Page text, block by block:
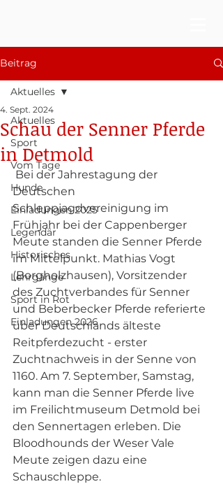
Beitrag
Aktuelles
Sport
Vom Tage
Hunde
Einladungen 2025
Legendär
Historisches
Lehrgänge
Sport in Rot
Einladungen 2026
Aktuelles
Schau der Senner Pferde
in Detmold
4. Sept. 2024
Bei der Jahrestagung der
Deutschen
Schleppjagdvereinigung im
Frühjahr bei der Cappenberger
Meute standen die Senner Pferde
im Mittelpunkt. Mathias Vogt
(Borgholzhausen), Vorsitzender
des Zuchtverbandes für Senner
und Beberbecker Pferde referierte
über Deutschlands älteste
Reitpferdezucht - erster
Zuchtnachweis in der Senne von
1160. Am 7. September, Samstag,
kann man die Senner Pferde live
im Freilichtmuseum Detmold bei
den Sennertagen erleben. Die
Bloodhounds der Weser Vale
Meute zeigen dazu eine
Schauschleppe.